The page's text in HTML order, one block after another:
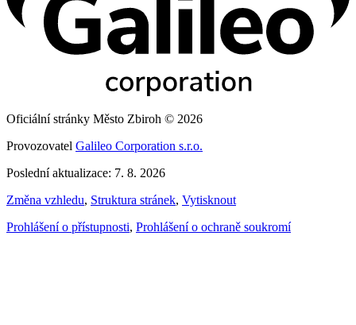
Oficiální stránky Město Zbiroh © 2026
Provozovatel Galileo Corporation s.r.o.
Poslední aktualizace: 7. 8. 2026
Změna vzhledu, Struktura stránek, Vytisknout
Prohlášení o přístupnosti, Prohlášení o ochraně soukromí